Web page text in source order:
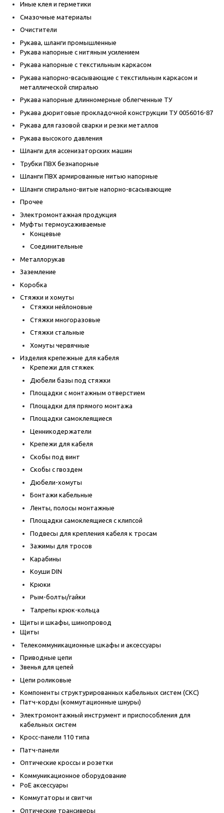
Иные клея и герметики
Смазочные материалы
Очистители
Рукава, шланги промышленные
Рукава напорные с нитяным усилением
Рукава напорные с текстильным каркасом
Рукава напорно-всасывающие с текстильным каркасом и
металлической спиралью
Рукава напорные длинномерные облегченные ТУ
Рукава дюритовые прокладочной конструкции ТУ 0056016-87
Рукава для газовой сварки и резки металлов
Рукава высокого давления
Шланги для ассенизаторских машин
Трубки ПВХ безнапорные
Шланги ПВХ армированные нитью напорные
Шланги спирально-витые напорно-всасывающие
Прочее
Электромонтажная продукция
Муфты термоусаживаемые
Концевые
Соединительные
Металлорукав
Заземление
Коробка
Стяжки и хомуты
Стяжки нейлоновые
Стяжки многоразовые
Стяжки стальные
Хомуты червячные
Изделия крепежные для кабеля
Крепежи для стяжек
Дюбели базы под стяжки
Площадки с монтажным отверстием
Площадки для прямого монтажа
Площадки самоклеящиеся
Ценникодержатели
Крепежи для кабеля
Скобы под винт
Скобы с гвоздем
Дюбели-хомуты
Бонтажи кабельные
Ленты, полосы монтажные
Площадки самоклеящиеся с клипсой
Подвесы для крепления кабеля к тросам
Зажимы для тросов
Карабины
Коуши DIN
Крюки
Рым-болты/гайки
Талрепы крюк-кольца
Щиты и шкафы, шинопровод
Щиты
Телекоммуникационные шкафы и аксессуары
Приводные цепи
Звенья для цепей
Цепи роликовые
Компоненты структурированных кабельных систем (СКС)
Патч-корды (коммутационные шнуры)
Электромонтажный инструмент и приспособления для
кабельных систем
Кросс-панели 110 типа
Патч-панели
Оптические кроссы и розетки
Коммуникационное оборудование
PoE аксессуары
Коммутаторы и свитчи
Оптические трансиверы